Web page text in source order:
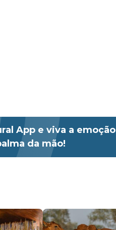
App e viva a emoção
da mão!